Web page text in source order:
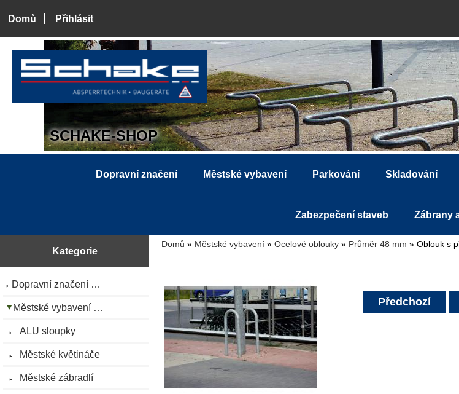
Domů Přihlásit
SCHAKE-SHOP
Dopravní značení Městské vybavení Parkování Skladování
Zabezpečení staveb Zábrany
Kategorie
Dopravní značení …
Městské vybavení …
ALU sloupky
Městské květináče
Městské zábradlí
Domů » Městské vybavení» Ocelové oblouky» Průměr 48 mm » Oblouk s
Předchozí